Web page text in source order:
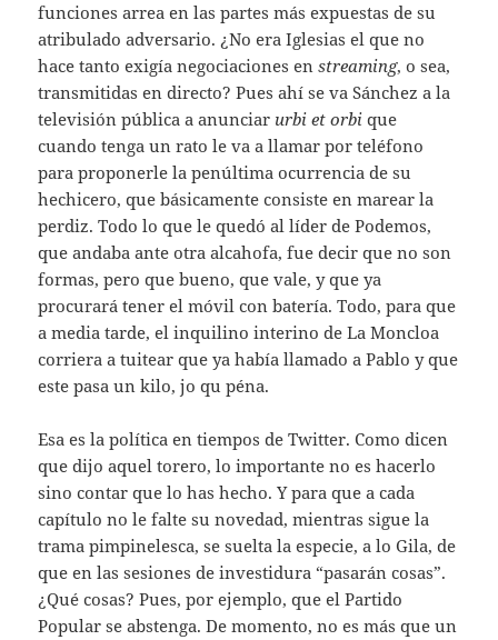
funciones arrea en las partes más expuestas de su
atribulado adversario. ¿No era Iglesias el que no
hace tanto exigía negociaciones enstreaming, o sea,
transmitidas en directo? Pues ahí se va Sánchez a la
televisión pública a anunciar urbi et orbi que
cuando tenga un rato le va a llamar por teléfono
para proponerle la penúltima ocurrencia de su
hechicero, que básicamente consiste en marear la
perdiz. Todo lo que le quedó al líder de Podemos,
que andaba ante otra alcahofa, fue decir que no son
formas, pero que bueno, que vale, y que ya
procurará tener el móvil con batería. Todo, para que
a media tarde, el inquilino interino de La Moncloa
corriera a tuitear que ya había llamado a Pablo y que
este pasa un kilo, jo qu péna.
Esa es la política en tiempos de Twitter. Como dicen
que dijo aquel torero, lo importante no es hacerlo
sino contar que lo has hecho. Y para que a cada
capítulo no le falte su novedad, mientras sigue la
trama pimpinelesca, se suelta la especie, a lo Gila, de
que en las sesiones de investidura “pasarán cosas”.
¿Qué cosas? Pues, por ejemplo, que el Partido
Popular se abstenga. De momento, no es más que un